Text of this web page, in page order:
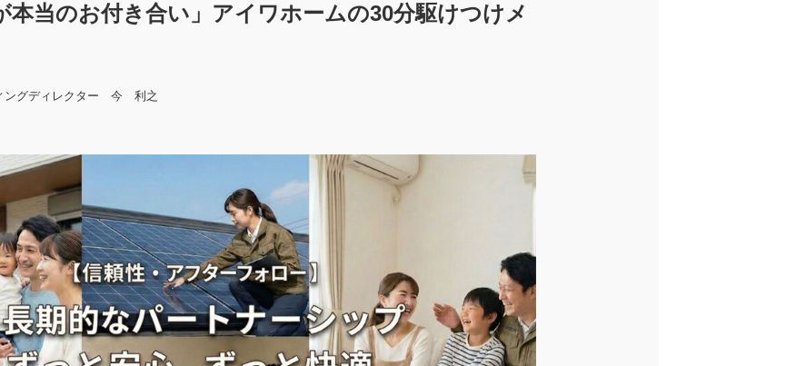
問い合わせ
本当のお付き合い」アイワホームの30分駆けつけメ
ングディレクター 今 利之